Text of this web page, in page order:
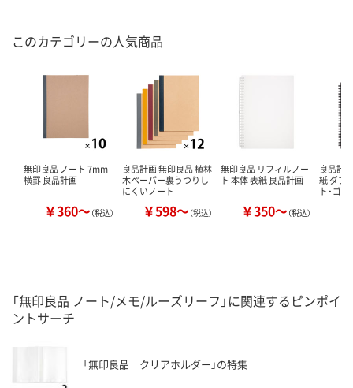
このカテゴリーの人気商品
無印良品 ノート 7mm
横罫 良品計画
￥360～（税込）
良品計画 無印良品 植林
木ペーパー裏うつりし
にくいノート
￥598～（税込）
無印良品 リフィルノー
ト 本体 表紙 良品計画
￥350～（税込）
良品計
紙 ダブ
ト・ゴ
「無印良品 ノート/メモ/ルーズリーフ」に関連するピンポイ
ントサーチ
「無印良品 クリアホルダー」の特集